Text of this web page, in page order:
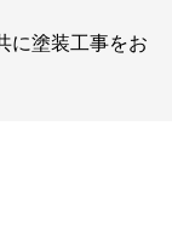
に塗装工事をお